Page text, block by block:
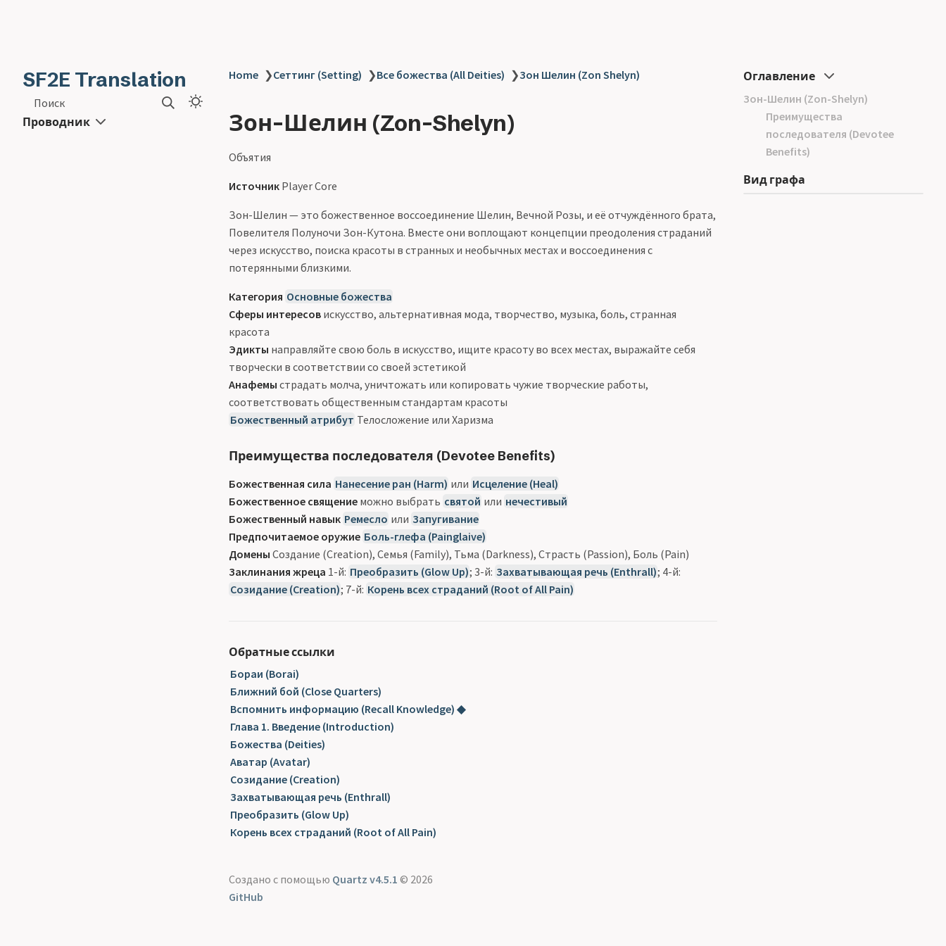
SF2E Translation
Поиск
Проводник
Home ❯Сеттинг (Setting) ❯Все божества (All Deities) ❯Зон Шелин (Zon Shelyn)
Зон-Шелин (Zon-Shelyn)
Объятия
Источник Player Core
Зон-Шелин — это божественное воссоединение Шелин, Вечной Розы, и её отчуждённого брата,
Повелителя Полуночи Зон-Кутона. Вместе они воплощают концепции преодоления страданий
через искусство, поиска красоты в странных и необычных местах и воссоединения с
потерянными близкими.
Категория Основные божества
Сферы интересов искусство, альтернативная мода, творчество, музыка, боль, странная
красота
Эдикты направляйте свою боль в искусство, ищите красоту во всех местах, выражайте себя
творчески в соответствии со своей эстетикой
Анафемы страдать молча, уничтожать или копировать чужие творческие работы,
соответствовать общественным стандартам красоты
Божественный атрибут Телосложение или Харизма
Преимущества последователя (Devotee Benefits)
Божественная сила Нанесение ран (Harm) или Исцеление (Heal)
Божественное священие можно выбрать святой или нечестивый
Божественный навык Ремесло или Запугивание
Предпочитаемое оружие Боль-глефа (Painglaive)
Домены Создание (Creation), Семья (Family), Тьма (Darkness), Страсть (Passion), Боль (Pain)
Заклинания жреца 1-й: Преобразить (Glow Up); 3-й: Захватывающая речь (Enthrall); 4-й:
Созидание (Creation); 7-й: Корень всех страданий (Root of All Pain)
Обратные ссылки
Бораи (Borai)
Ближний бой (Close Quarters)
Вспомнить информацию (Recall Knowledge) ◆
Глава 1. Введение (Introduction)
Божества (Deities)
Аватар (Avatar)
Созидание (Creation)
Захватывающая речь (Enthrall)
Преобразить (Glow Up)
Корень всех страданий (Root of All Pain)
Оглавление
Зон-Шелин (Zon-Shelyn)
Преимущества
последователя (Devotee
Benefits)
Вид графа
Создано с помощью Quartz v4.5.1 © 2026
GitHub